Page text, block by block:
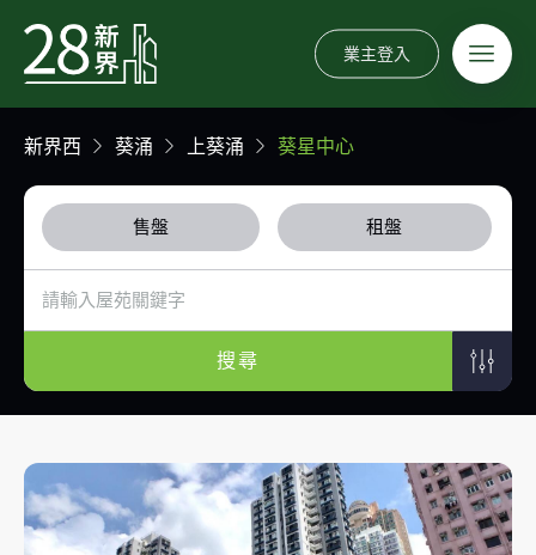
業主登入
新界西 葵涌 上葵涌 葵星中心
售盤 租盤
搜尋